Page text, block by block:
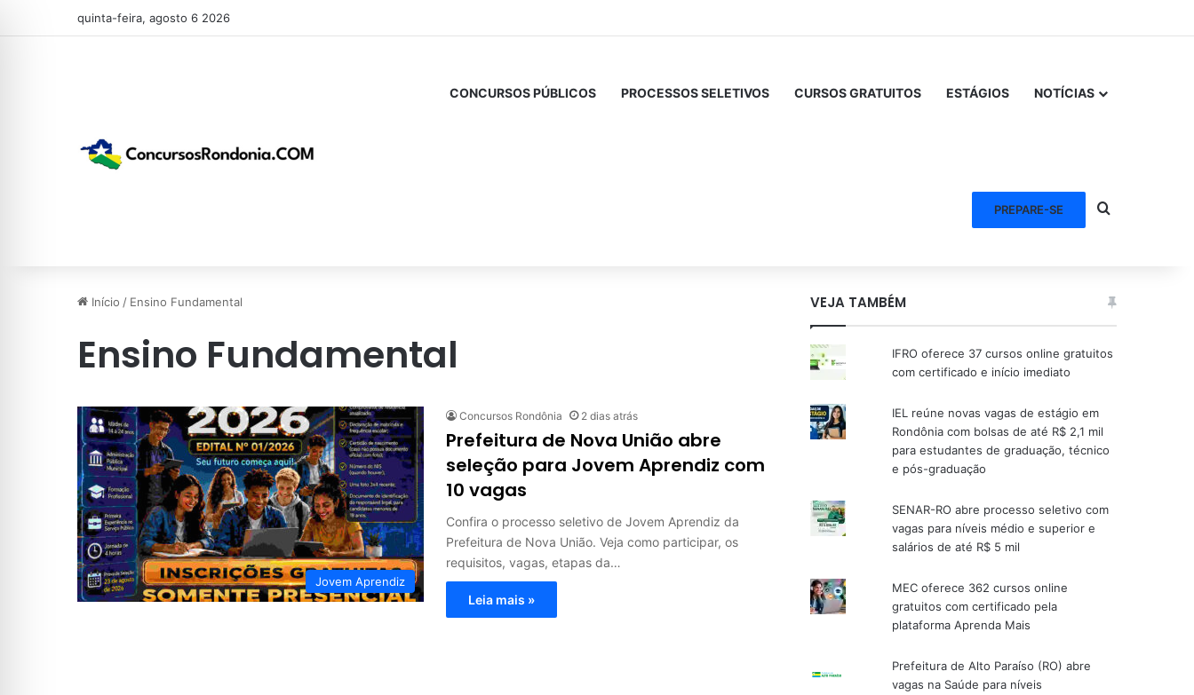
quinta-feira, agosto 6 2026
CONCURSOS PÚBLICOS PROCESSOS SELETIVOS CURSOS GRATUITOS ESTÁGIOS NOTÍCIAS
PREPARE-SE Procurar por
Início / Ensino Fundamental
Ensino Fundamental
Jovem Aprendiz
Concursos Rondônia 2 dias atrás
Prefeitura de Nova União abre
seleção para Jovem Aprendiz com
10 vagas
Confira o processo seletivo de Jovem Aprendiz da
Prefeitura de Nova União. Veja como participar, os
requisitos, vagas, etapas da…
Leia mais »
VEJA TAMBÉM
IFRO oferece 37 cursos online gratuitos
com certificado e início imediato
IEL reúne novas vagas de estágio em
Rondônia com bolsas de até R$ 2,1 mil
para estudantes de graduação, técnico
e pós-graduação
SENAR-RO abre processo seletivo com
vagas para níveis médio e superior e
salários de até R$ 5 mil
MEC oferece 362 cursos online
gratuitos com certificado pela
plataforma Aprenda Mais
Prefeitura de Alto Paraíso (RO) abre
vagas na Saúde para níveis